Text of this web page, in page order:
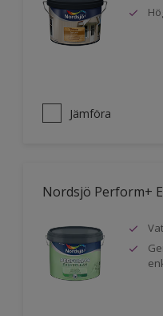
Jämföra
Nordsjö Perform+